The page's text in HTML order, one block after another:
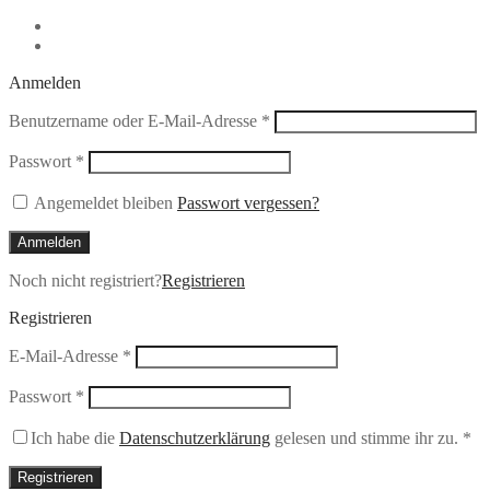
Anmelden
Benutzername oder E-Mail-Adresse * Erforderlich
Passwort * Erforderlich
Angemeldet bleiben Passwort vergessen?
Anmelden
Noch nicht registriert?Registrieren
Registrieren
E-Mail-Adresse * Erforderlich
Passwort * Erforderlich
Ich habe die Datenschutzerklärung gelesen und stimme ihr zu. *
Registrieren